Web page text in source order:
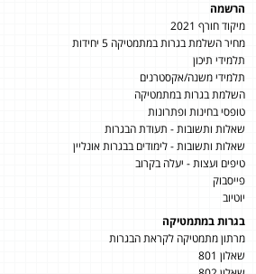
הרשמה
מיקוד חורף 2021
מחיר השלמת בגרות במתמטיקה 5 יחידות
תלמידי תיכון
תלמידי משנה/אקסטרנים
השלמת בגרות במתמטיקה
טופסי בחינות ופתרונות
שאלות ותשובות - תעודת הבגרות
שאלות ותשובות - לימודים בבגרות אונליין
טיפים ועצות - יעלה בקרוב
פייסבוק
יוטיוב
בגרות במתמטיקה
מרתון מתמטיקה לקראת הבגרות
שאלון 801